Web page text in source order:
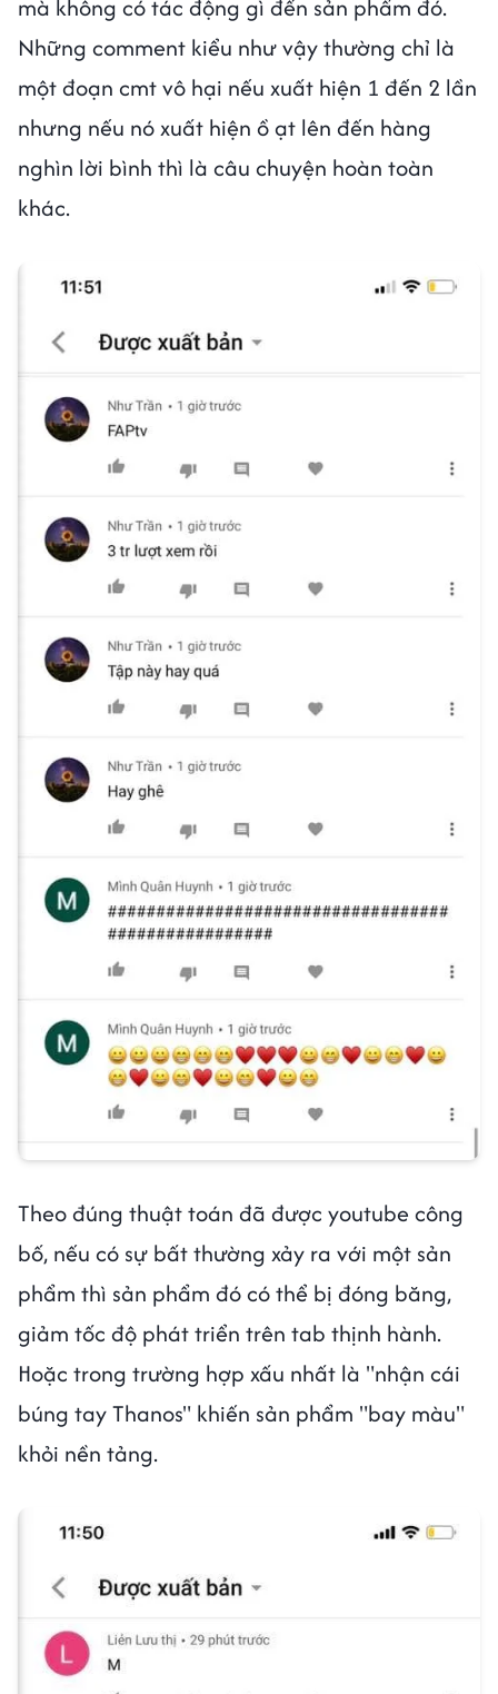
mà không có tác động gì đến sản phẩm đó.
Những comment kiểu như vậy thường chỉ là
một đoạn cmt vô hại nếu xuất hiện 1 đến 2 lần
nhưng nếu nó xuất hiện ồ ạt lên đến hàng
nghìn lời bình thì là câu chuyện hoàn toàn
khác.
Theo đúng thuật toán đã được youtube công
bố, nếu có sự bất thường xảy ra với một sản
phẩm thì sản phẩm đó có thể bị đóng băng,
giảm tốc độ phát triển trên tab thịnh hành.
Hoặc trong trường hợp xấu nhất là "nhận cái
búng tay Thanos" khiến sản phẩm "bay màu"
khỏi nền tảng.